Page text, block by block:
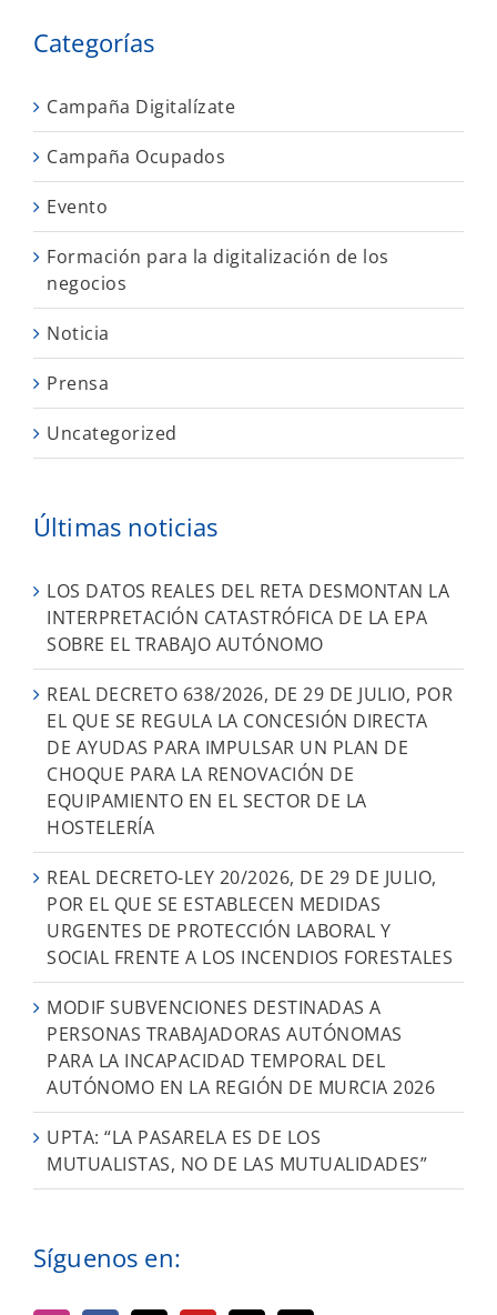
Categorías
Campaña Digitalízate
Campaña Ocupados
Evento
Formación para la digitalización de los
negocios
Noticia
Prensa
Uncategorized
Últimas noticias
LOS DATOS REALES DEL RETA DESMONTAN LA
INTERPRETACIÓN CATASTRÓFICA DE LA EPA
SOBRE EL TRABAJO AUTÓNOMO
REAL DECRETO 638/2026, DE 29 DE JULIO, POR
EL QUE SE REGULA LA CONCESIÓN DIRECTA
DE AYUDAS PARA IMPULSAR UN PLAN DE
CHOQUE PARA LA RENOVACIÓN DE
EQUIPAMIENTO EN EL SECTOR DE LA
HOSTELERÍA
REAL DECRETO-LEY 20/2026, DE 29 DE JULIO,
POR EL QUE SE ESTABLECEN MEDIDAS
URGENTES DE PROTECCIÓN LABORAL Y
SOCIAL FRENTE A LOS INCENDIOS FORESTALES
MODIF SUBVENCIONES DESTINADAS A
PERSONAS TRABAJADORAS AUTÓNOMAS
PARA LA INCAPACIDAD TEMPORAL DEL
AUTÓNOMO EN LA REGIÓN DE MURCIA 2026
UPTA: “LA PASARELA ES DE LOS
MUTUALISTAS, NO DE LAS MUTUALIDADES”
Síguenos en: